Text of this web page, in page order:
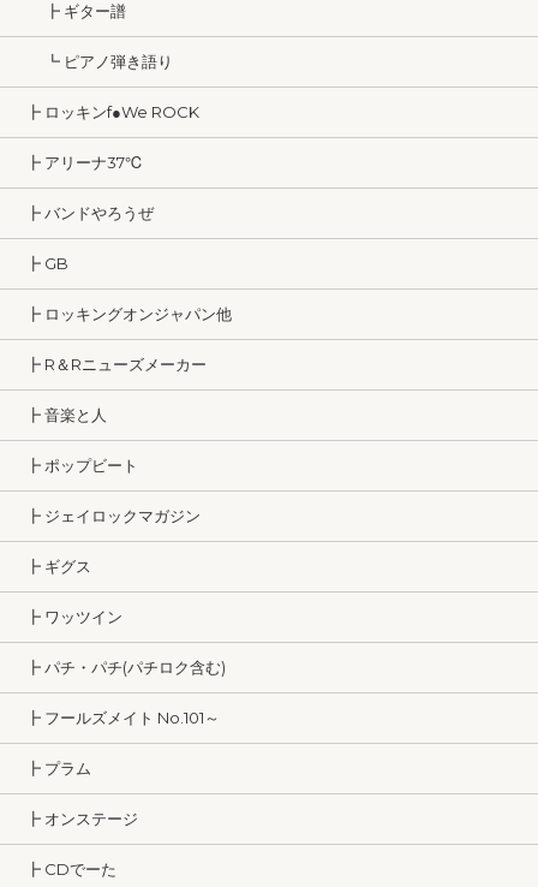
┣ ギター譜
┗ ピアノ弾き語り
┣ ロッキンf●We ROCK
┣ アリーナ37℃
┣ バンドやろうぜ
┣ GB
┣ ロッキングオンジャパン他
┣ R＆Rニューズメーカー
┣ 音楽と人
┣ ポップビート
┣ ジェイロックマガジン
┣ ギグス
┣ ワッツイン
┣ パチ・パチ(パチロク含む)
┣ フールズメイト No.101～
┣ プラム
┣ オンステージ
┣ CDでーた